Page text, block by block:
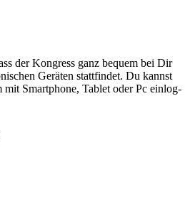
der Kon­gress ganz bequem bei Dir
Gerä­ten statt­fin­det. Du kannst
Smart­phone, Tablet oder Pc ein­log­